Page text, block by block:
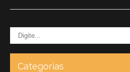
Categorias